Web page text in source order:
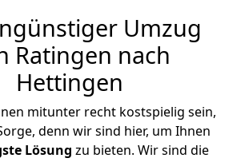
Umzug
Ratingen nach
Hettingen
mitunter recht kostspielig sein,
denn wir sind hier, um Ihnen
Lösung zu bieten. Wir sind die